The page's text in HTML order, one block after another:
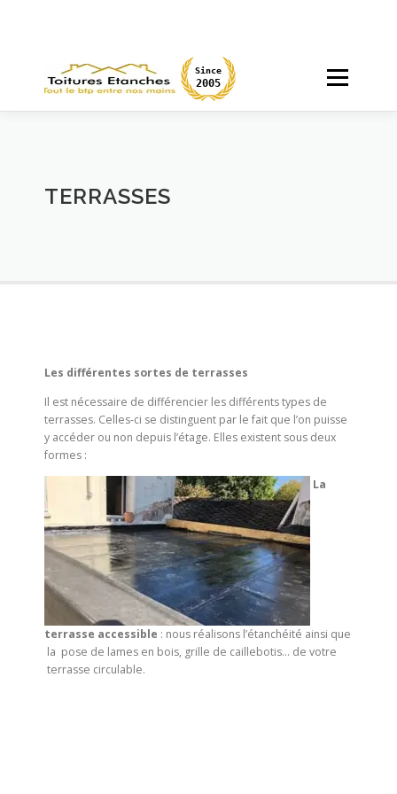
Since
2005 Menu
TERRASSES
Les différentes sortes de terrasses
Il est nécessaire de différencier les différents types de
terrasses. Celles-ci se distinguent par le fait que l’on puisse
y accéder ou non depuis l’étage. Elles existent sous deux
formes :
La
terrasse accessible : nous réalisons l’étanchéité ainsi que
la pose de lames en bois, grille de caillebotis… de votre
terrasse circulable.